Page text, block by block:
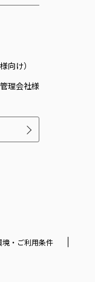
向け）
理会社様
境・ご利用条件